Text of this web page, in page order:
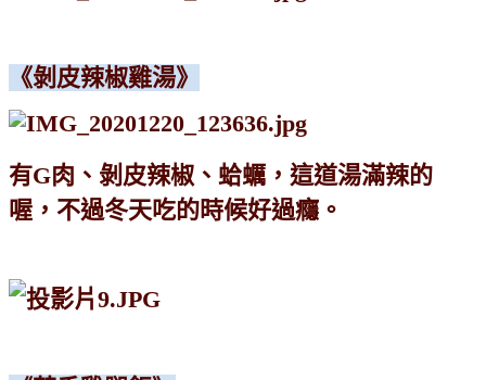
《剝皮辣椒雞湯》
有G肉、剝皮辣椒、蛤蠣，這道湯滿辣的
喔，不過冬天吃的時候好過癮。